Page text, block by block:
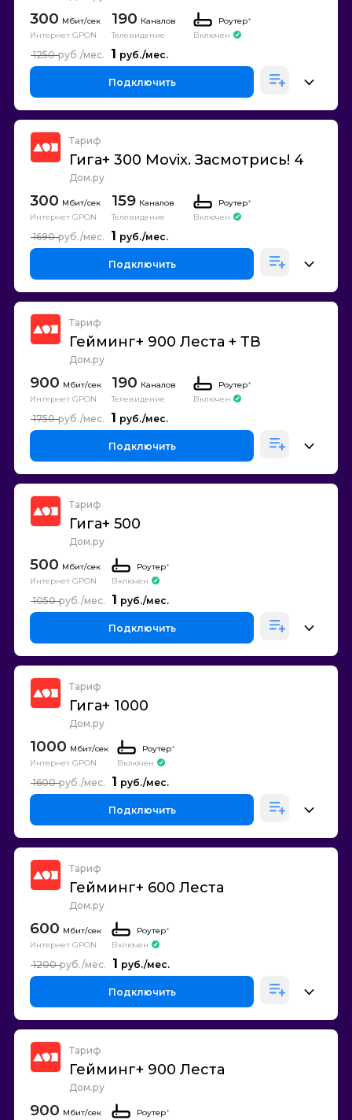
300
Интернет GPON
190 Каналов
Телевидение
Роутер*
Включен
1
1250
Подключить
Тариф
Гига+ 300 Movix. Засмотрись! 4
Дом.ру
300
Интернет GPON
159 Каналов
Телевидение
Роутер*
Включен
1
1690
Подключить
Тариф
Гейминг+ 900 Леста + ТВ
Дом.ру
900
Интернет GPON
190 Каналов
Телевидение
Роутер*
Включен
1
1750
Подключить
Тариф
Гига+ 500
Дом.ру
500
Интернет GPON
Роутер*
Включен
1
1050
Подключить
Тариф
Гига+ 1000
Дом.ру
1000
Интернет GPON
Роутер*
Включен
1
1600
Подключить
Тариф
Гейминг+ 600 Леста
Дом.ру
600
Интернет GPON
Роутер*
Включен
1
1200
Подключить
Тариф
Гейминг+ 900 Леста
Дом.ру
900 Роутер*